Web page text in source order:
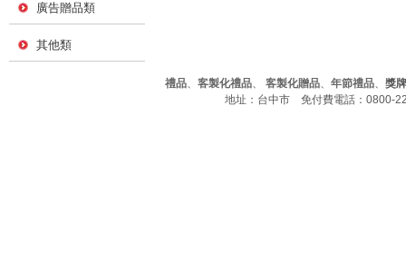
廣告贈品類
其他類
禮品、 客製化禮品、 客製化贈品、 年節禮品、 獎
地址：台中市 免付費電話：0800-